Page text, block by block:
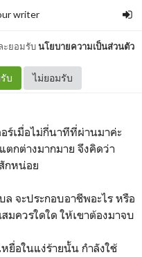
ะยอมรับนโยบายความเป็นส่วนตัว
บ ไม่ยอมรับ
writer
ลัลลาเบล
ร์เมื่อไม่กี่นาทีที่ผ่านมาค่ะ
กต่างมากมาย จึงคิดว่า
กหน่อย
จะประกอบอาชีพอะไร หรือ
ควรใดใด ให้เขาต้องมาจบ
หยื่อในแง่ร้ายนั้น กำลังใช้